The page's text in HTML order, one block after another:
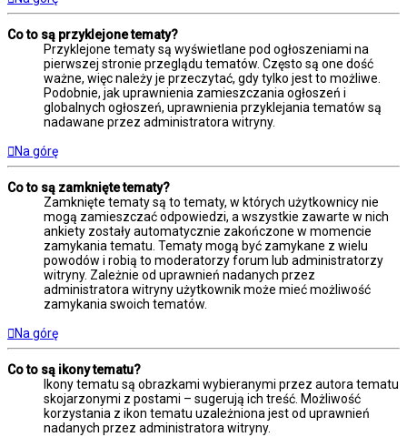
Co to są przyklejone tematy?
Przyklejone tematy są wyświetlane pod ogłoszeniami na
pierwszej stronie przeglądu tematów. Często są one dość
ważne, więc należy je przeczytać, gdy tylko jest to możliwe.
Podobnie, jak uprawnienia zamieszczania ogłoszeń i
globalnych ogłoszeń, uprawnienia przyklejania tematów są
nadawane przez administratora witryny.
Na górę
Co to są zamknięte tematy?
Zamknięte tematy są to tematy, w których użytkownicy nie
mogą zamieszczać odpowiedzi, a wszystkie zawarte w nich
ankiety zostały automatycznie zakończone w momencie
zamykania tematu. Tematy mogą być zamykane z wielu
powodów i robią to moderatorzy forum lub administratorzy
witryny. Zależnie od uprawnień nadanych przez
administratora witryny użytkownik może mieć możliwość
zamykania swoich tematów.
Na górę
Co to są ikony tematu?
Ikony tematu są obrazkami wybieranymi przez autora tematu
skojarzonymi z postami – sugerują ich treść. Możliwość
korzystania z ikon tematu uzależniona jest od uprawnień
nadanych przez administratora witryny.